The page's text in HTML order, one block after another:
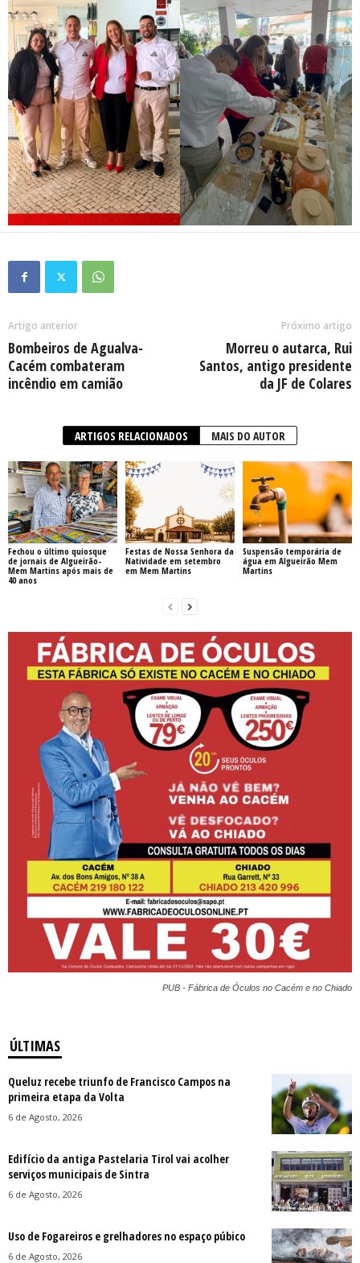
Artigo anterior
Bombeiros de Agualva-
Cacém combateram
incêndio em camião
Próximo artigo
Morreu o autarca, Rui
Santos, antigo presidente
da JF de Colares
ARTIGOS RELACIONADOS MAIS DO AUTOR
Fechou o último quiosque
de jornais de Algueirão-
Mem Martins após mais de
40 anos
Festas de Nossa Senhora da
Natividade em setembro
em Mem Martins
Suspensão temporária de
água em Algueirão Mem
Martins
PUB - Fábrica de Óculos no Cacém e no Chiado
ÚLTIMAS
Queluz recebe triunfo de Francisco Campos na
primeira etapa da Volta
6 de Agosto, 2026
Edifício da antiga Pastelaria Tirol vai acolher
serviços municipais de Sintra
6 de Agosto, 2026
Uso de Fogareiros e grelhadores no espaço púbico
6 de Agosto, 2026